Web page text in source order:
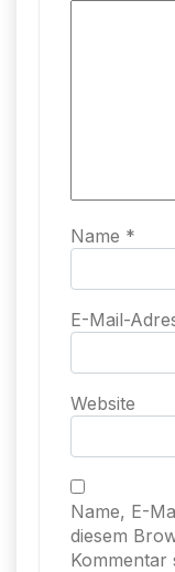
Name *
E-Mail-
Website
Name, E-
diesem
Kommentar